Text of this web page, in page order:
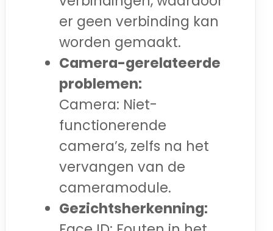
er geen verbinding kan
worden gemaakt.
Camera-gerelateerde
problemen:
Camera: Niet-
functionerende
camera’s, zelfs na het
vervangen van de
cameramodule.
Gezichtsherkenning: